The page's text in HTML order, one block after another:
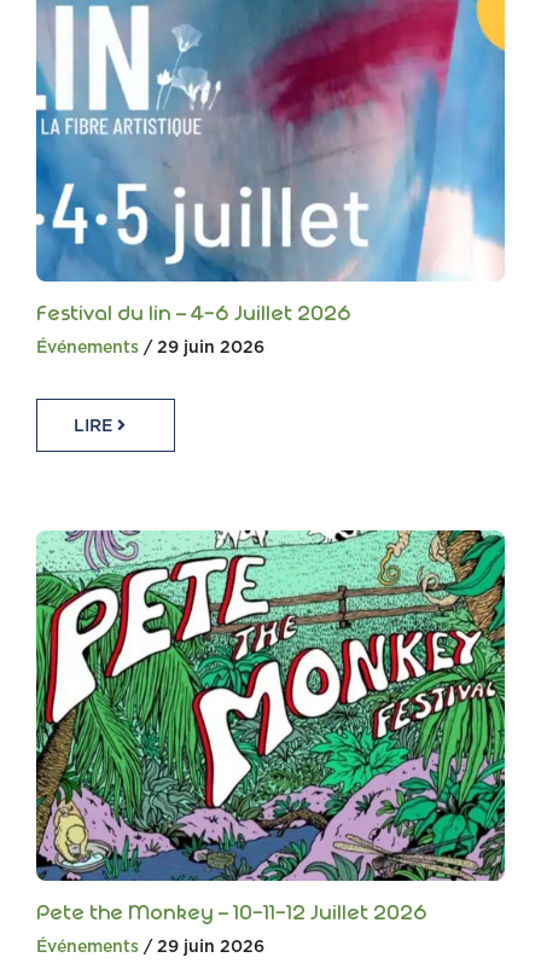
Festival du lin – 4-6 Juillet 2026
Événements / 29 juin 2026
LIRE
Pete the Monkey – 10-11-12 Juillet 2026
Événements / 29 juin 2026